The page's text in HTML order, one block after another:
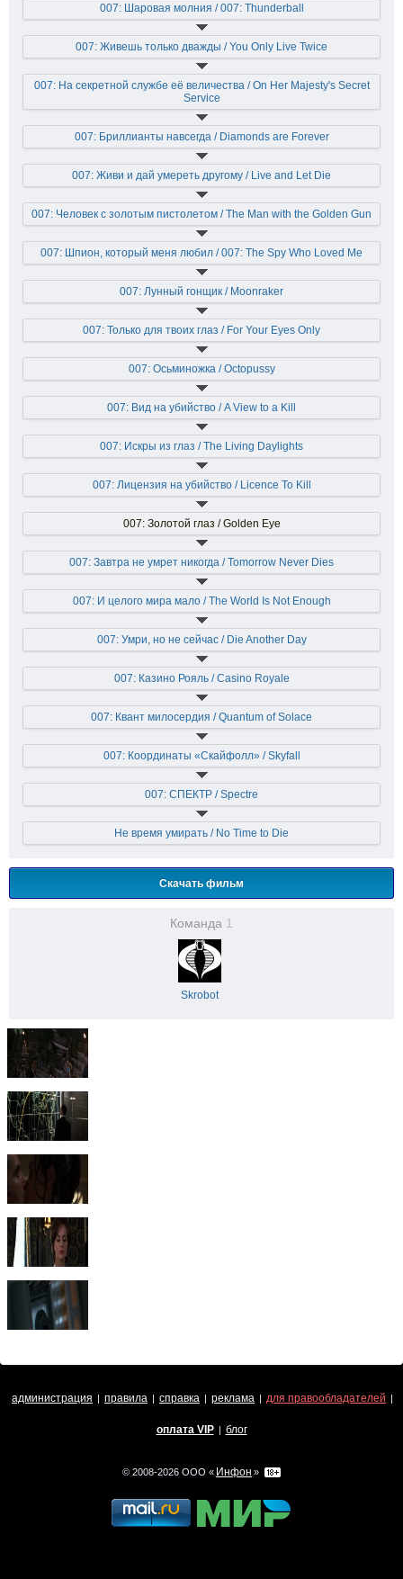
007: Шаровая молния / 007: Thunderball
007: Живешь только дважды / You Only Live Twice
007: На секретной службе её величества / On Her Majesty's Secret
Service
007: Бриллианты навсегда / Diamonds are Forever
007: Живи и дай умереть другому / Live and Let Die
007: Человек с золотым пистолетом / The Man with the Golden Gun
007: Шпион, который меня любил / 007: The Spy Who Loved Me
007: Лунный гонщик / Moonraker
007: Только для твоих глаз / For Your Eyes Only
007: Осьминожка / Octopussy
007: Вид на убийство / A View to a Kill
007: Искры из глаз / The Living Daylights
007: Лицензия на убийство / Licence To Kill
007: Золотой глаз / Golden Eye
007: Завтра не умрет никогда / Tomorrow Never Dies
007: И целого мира мало / The World Is Not Enough
007: Умри, но не сейчас / Die Another Day
007: Казино Рояль / Casino Royale
007: Квант милосердия / Quantum of Solace
007: Координаты «Скайфолл» / Skyfall
007: СПЕКТР / Spectre
Не время умирать / No Time to Die
Скачать фильм
Команда 1
Skrobot
администрация | правила | справка | реклама | для правообладателей |
оплата VIP | блог
© 2008-2026 ООО « Инфон »